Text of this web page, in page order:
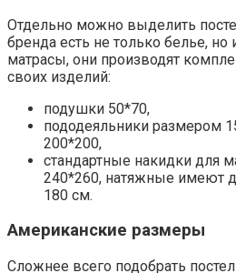
Отдельно можно выделить
бренда есть не только белье,
матрасы, они производят
своих изделий:
подушки 50*70,
пододеяльники размером
200*200,
стандартные накидки для
240*260, натяжные имеют
180 см.
Американские размеры
Сложнее всего подобрать